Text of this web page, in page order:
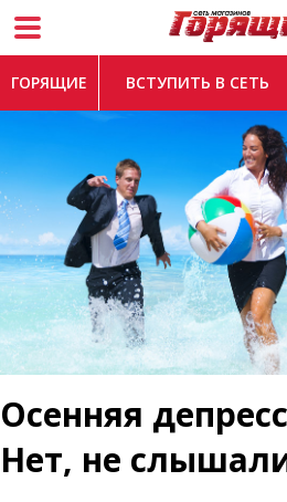
ГОРЯЩИЕ ВСТУПИТЬ В СЕТЬ
Осенняя
Нет, не